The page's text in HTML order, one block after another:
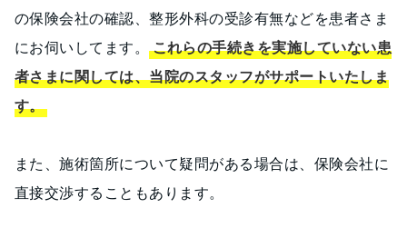
の保険会社の確認、整形外科の受診有無などを患者さま
にお伺いしてます。これらの手続きを実施していない患
者さまに関しては、当院のスタッフがサポートいたしま
す。
また、施術箇所について疑問がある場合は、保険会社に
直接交渉することもあります。